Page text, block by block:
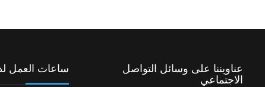
عناويننا على وسائل التواصل
الاجتماعي
ساعات العمل